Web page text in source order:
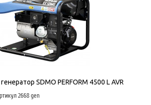
SDMO PERFORM 4500 L AVR
2668 gen